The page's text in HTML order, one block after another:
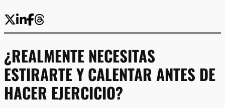
¿REALMENTE NECESITAS
ESTIRARTE Y CALENTAR ANTES DE
HACER EJERCICIO?